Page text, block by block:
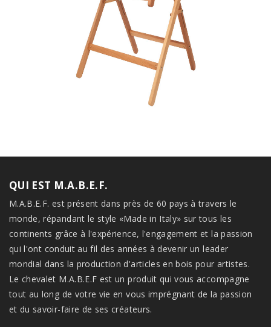
QUI EST M.A.B.E.F.
M.A.B.E.F. est présent dans près de 60 pays à travers le
monde, répandant le style «Made in Italy» sur tous les
continents grâce à l'expérience, l'engagement et la passion
qui l'ont conduit au fil des années à devenir un leader
mondial dans la production d'articles en bois pour artistes.
Le chevalet M.A.B.E.F est un produit qui vous accompagne
tout au long de votre vie en vous imprégnant de la passion
et du savoir-faire de ses créateurs.